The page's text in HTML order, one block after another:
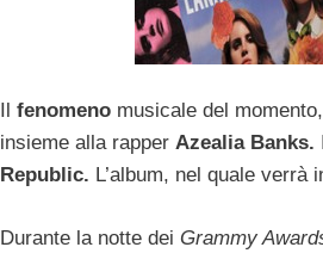
fenomeno musicale del momento,
insieme alla rapper Azealia Banks.
Republic. L’album, nel quale verrà
Durante la notte dei Grammy